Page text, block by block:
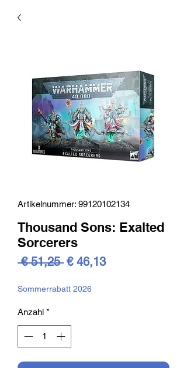
Artikelnummer: 99120102134
Thousand Sons: Exalted
Sorcerers
€ 51,25 Standardpreis
€ 46,13Sale-
Sommerrabatt 2026
Anzahl *